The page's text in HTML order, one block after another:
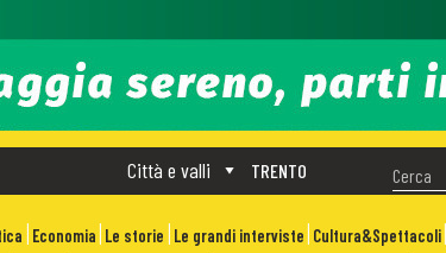
TRENTO
Città e valli
Economia Le storie Le grandi interviste Cultura&Spettacoli